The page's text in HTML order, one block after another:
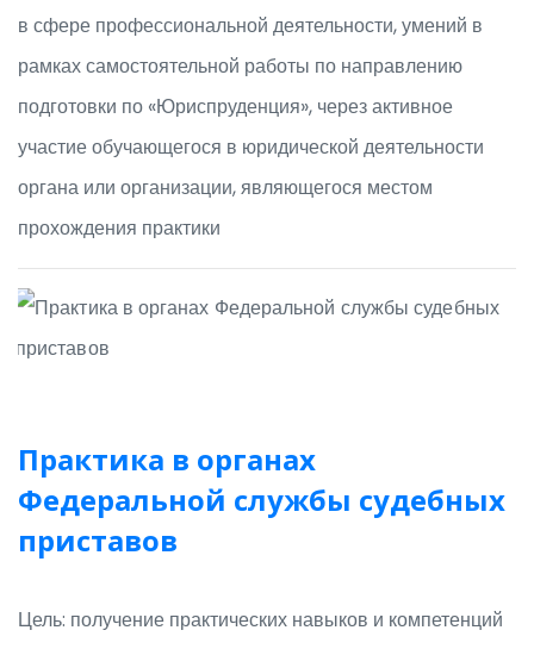
в сфере профессиональной деятельности, умений в
рамках самостоятельной работы по направлению
подготовки по «Юриспруденция», через активное
участие обучающегося в юридической деятельности
органа или организации, являющегося местом
прохождения практики
Практика в органах
Федеральной службы судебных
приставов
Цель: получение практических навыков и компетенций